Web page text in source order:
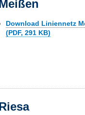
Download Liniennetz
(PDF, 291 KB)